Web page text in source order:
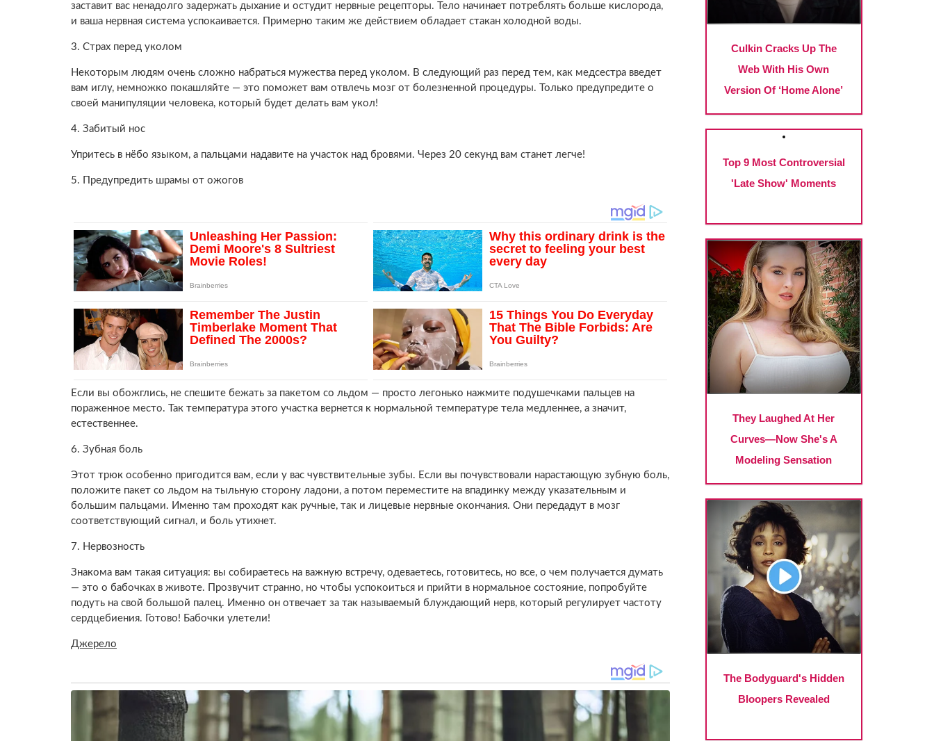
заставит вас ненадолго задержать дыхание и остудит нервные рецепторы. Тело начинает потреблять больше кислорода,
и ваша нервная система успокаивается. Примерно таким же действием обладает стакан холодной воды.
3. Страх перед уколом
Некоторым людям очень сложно набраться мужества перед уколом. В следующий раз перед тем, как медсестра введет
вам иглу, немножко покашляйте — это поможет вам отвлечь мозг от болезненной процедуры. Только предупредите о
своей манипуляции человека, который будет делать вам укол!
4. Забитый нос
Упритесь в нёбо языком, а пальцами надавите на участок над бровями. Через 20 секунд вам станет легче!
5. Предупредить шрамы от ожогов
Если вы обожглись, не спешите бежать за пакетом со льдом — просто легонько нажмите подушечками пальцев на
пораженное место. Так температура этого участка вернется к нормальной температуре тела медленнее, а значит,
естественнее.
6. Зубная боль
Этот трюк особенно пригодится вам, если у вас чувствительные зубы. Если вы почувствовали нарастающую зубную боль,
положите пакет со льдом на тыльную сторону ладони, а потом переместите на впадинку между указательным и
большим пальцами. Именно там проходят как ручные, так и лицевые нервные окончания. Они передадут в мозг
соответствующий сигнал, и боль утихнет.
7. Нервозность
Знакома вам такая ситуация: вы собираетесь на важную встречу, одеваетесь, готовитесь, но все, о чем получается думать
— это о бабочках в животе. Прозвучит странно, но чтобы успокоиться и прийти в нормальное состояние, попробуйте
подуть на свой большой палец. Именно он отвечает за так называемый блуждающий нерв, который регулирует частоту
сердцебиения. Готово! Бабочки улетели!
Джерело